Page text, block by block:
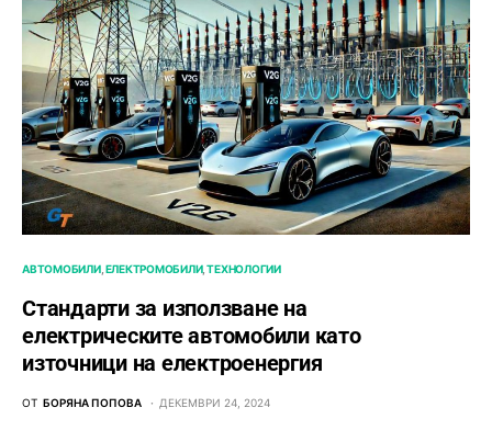
АВТОМОБИЛИ ЕЛЕКТРОМОБИЛИ ТЕХНОЛОГИИ
Стандарти за използване на
електрическите автомобили като
източници на електроенергия
ОТ БОРЯНА ПОПОВА ДЕКЕМВРИ 24, 2024